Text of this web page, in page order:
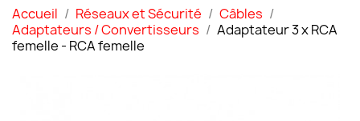
Accueil Réseaux et Sécurité
Câbles
Adaptateurs / Convertisseurs
Adaptateur 3 x RCA
femelle - RCA femelle